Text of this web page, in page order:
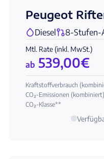
Peugeot
Diesel 8-Stufen-
Mtl. Rate (inkl. MwSt.)
ab 539,00€
Kraftstoffverbrauch
CO₂-Emissionen (kombiniert)
CO₂-Klasse**